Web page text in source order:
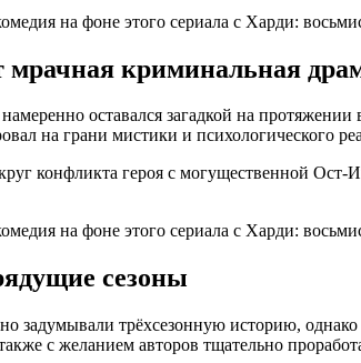
мрачная криминальная
оставался загадкой на
на грани мистики и психологического
конфликта героя с могущественной
сезоны
задумывали трёхсезонную историю,
с желанием авторов тщательно